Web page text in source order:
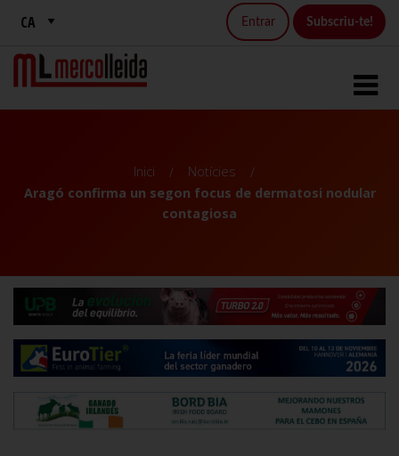
Entrar Subscriu-te!
Inici
Notícies
Aragó confirma un segon focus de dermatosi nodular
contagiosa